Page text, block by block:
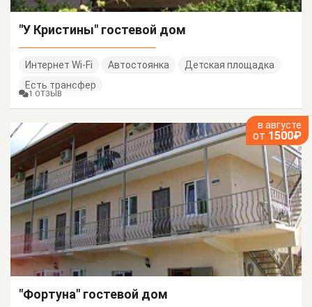
"У Кристины" гостевой дом
Интернет Wi-Fi Автостоянка
Детская площадка
Есть трансфер
1 ОТЗЫВ
в августе
от 1500₽
"Фортуна" гостевой дом